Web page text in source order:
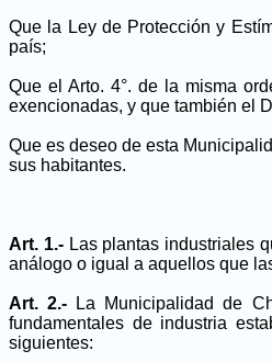
Que la Ley de Protección y
país;
Que el Arto. 4°. de la misma
exencionadas, y que también el
Que es deseo de esta
sus habitantes.
Art. 1.-Las plantas industriales
análogo o igual a aquellos que
Art. 2.- La Municipalidad de
fundamentales de industria
siguientes: